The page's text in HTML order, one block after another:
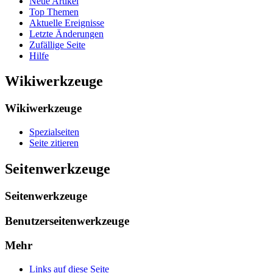
Top Themen
Aktuelle Ereignisse
Letzte Änderungen
Zufällige Seite
Hilfe
Wikiwerkzeuge
Wikiwerkzeuge
Spezialseiten
Seite zitieren
Seitenwerkzeuge
Seitenwerkzeuge
Benutzerseitenwerkzeuge
Mehr
Links auf diese Seite